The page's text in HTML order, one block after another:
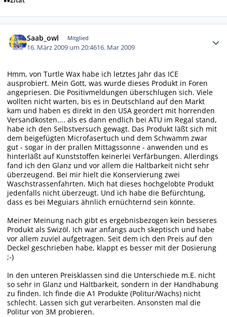
Saab_owl Mitglied
16. März 2009 um 20:4616. Mar 2009
Hmm, von Turtle Wax habe ich letztes Jahr das ICE
ausprobiert. Mein Gott, was wurde dieses Produkt in Foren
angepriesen. Die Positivmeldungen überschlugen sich. Viele
wollten nicht warten, bis es in Deutschland auf den Markt
kam und haben es direkt in den USA geordert mit horrenden
Versandkosten.... als es dann endlich bei ATU im Regal stand,
habe ich den Selbstversuch gewagt. Das Produkt läßt sich mit
dem beigefügten Microfasertuch und dem Schwamm zwar
gut - sogar in der prallen Mittagssonne - anwenden und es
hinterläßt auf Kunststoffen keinerlei Verfärbungen. Allerdings
fand ich den Glanz und vor allem die Haltbarkeit nicht sehr
überzeugend. Bei mir hielt die Konservierung zwei
Waschstrassenfahrten. Mich hat dieses hochgelobte Produkt
jedenfalls nicht überzeugt. Und ich habe die Befürchtung,
dass es bei Meguiars ähnlich ernüchternd sein könnte.
Meiner Meinung nach gibt es ergebnisbezogen kein besseres
Produkt als Swizöl. Ich war anfangs auch skeptisch und habe
vor allem zuviel aufgetragen. Seit dem ich den Preis auf den
Deckel geschrieben habe, klappt es besser mit der Dosierung
;-)
In den unteren Preisklassen sind die Unterschiede m.E. nicht
so sehr in Glanz und Haltbarkeit, sondern in der Handhabung
zu finden. Ich finde die A1 Produkte (Politur/Wachs) nicht
schlecht. Lassen sich gut verarbeiten. Ansonsten mal die
Politur von 3M probieren.